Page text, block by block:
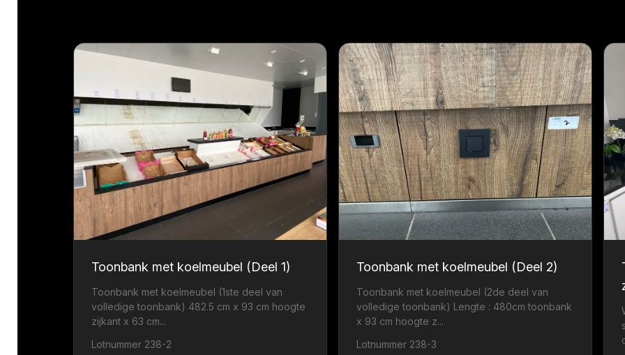
Toonbank met koelmeubel (Deel 1)
Toonbank met koelmeubel (1ste deel van
volledige toonbank) 482.5 cm x 93 cm hoogte
zijkant x 63 cm...
Lotnummer 238-2
Toonbank met koelmeubel (Deel 2)
Toonbank met koelmeubel (2de deel van
volledige toonbank) Lengte : 480cm toonbank
x 93 cm hoogte z...
Lotnummer 238-3